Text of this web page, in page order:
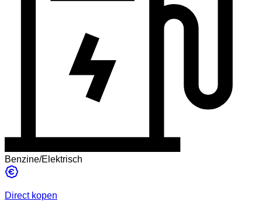
Benzine/Elektrisch
Direct kopen